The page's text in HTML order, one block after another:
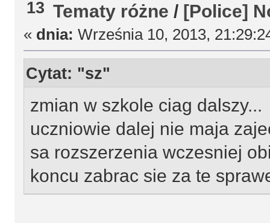
13 Tematy różne / [Police]
« dnia: Września 10, 2013,
Cytat: "sz"
zmian w szkole ciag dalszy...
uczniowie dalej nie maja
sa rozszerzenia wczesniej
koncu zabrac sie za te